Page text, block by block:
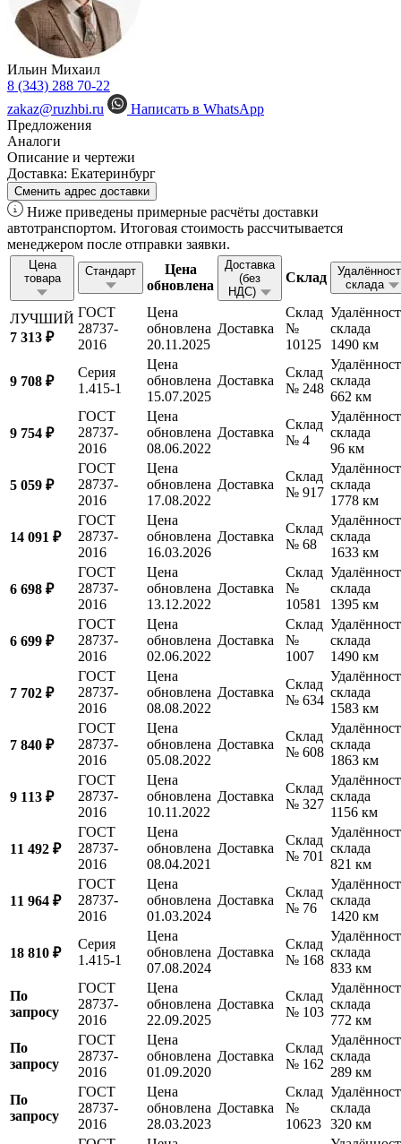
Ильин Михаил
8 (343) 288 70-22
zakaz@ruzhbi.ru
Написать в WhatsApp
Предложения
Аналоги
Описание и чертежи
Доставка: Екатеринбург
Сменить адрес доставки
Ниже приведены примерные расчёты доставки
автотранспортом. Итоговая стоимость рассчитывается
менеджером после отправки заявки.
Цена
товара
Стандарт
Цена
обновлена
Доставка
(без
НДС)
Склад
склада
ЛУЧШИЙ
7 313 ₽
ГОСТ
28737-
2016
Цена
обновлена
20.11.2025
Доставка
Склад
№
10125
склада
1490 км
9 708 ₽
Серия
1.415-1
Цена
обновлена
15.07.2025
Доставка
Склад
№ 248
склада
662 км
9 754 ₽
ГОСТ
28737-
2016
Цена
обновлена
08.06.2022
Доставка
Склад
№ 4
склада
96 км
5 059 ₽
ГОСТ
28737-
2016
Цена
обновлена
17.08.2022
Доставка
Склад
№ 917
склада
1778 км
14 091 ₽
ГОСТ
28737-
2016
Цена
обновлена
16.03.2026
Доставка
Склад
№ 68
склада
1633 км
6 698 ₽
ГОСТ
28737-
2016
Цена
обновлена
13.12.2022
Доставка
Склад
№
10581
склада
1395 км
6 699 ₽
ГОСТ
28737-
2016
Цена
обновлена
02.06.2022
Доставка
Склад
№
1007
склада
1490 км
7 702 ₽
ГОСТ
28737-
2016
Цена
обновлена
08.08.2022
Доставка
Склад
№ 634
склада
1583 км
7 840 ₽
ГОСТ
28737-
2016
Цена
обновлена
05.08.2022
Доставка
Склад
№ 608
склада
1863 км
9 113 ₽
ГОСТ
28737-
2016
Цена
обновлена
10.11.2022
Доставка
Склад
№ 327
склада
1156 км
11 492 ₽
ГОСТ
28737-
2016
Цена
обновлена
08.04.2021
Доставка
Склад
№ 701
склада
821 км
11 964 ₽
ГОСТ
28737-
2016
Цена
обновлена
01.03.2024
Доставка
Склад
№ 76
склада
1420 км
18 810 ₽
Серия
1.415-1
Цена
обновлена
07.08.2024
Доставка
Склад
№ 168
склада
833 км
По
запросу
ГОСТ
28737-
2016
Цена
обновлена
22.09.2025
Доставка
Склад
№ 103
склада
772 км
По
запросу
ГОСТ
28737-
2016
Цена
обновлена
01.09.2020
Доставка
Склад
№ 162
склада
289 км
По
запросу
ГОСТ
28737-
2016
Цена
обновлена
28.03.2023
Доставка
Склад
№
10623
склада
320 км